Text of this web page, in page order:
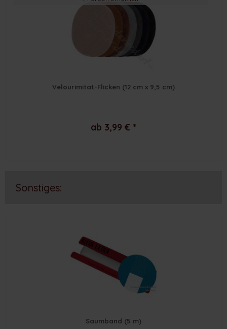
Velourimitat-Flicken (12 cm x 9,5 cm)
ab 3,99 € *
Sonstiges:
Saumband (5 m)